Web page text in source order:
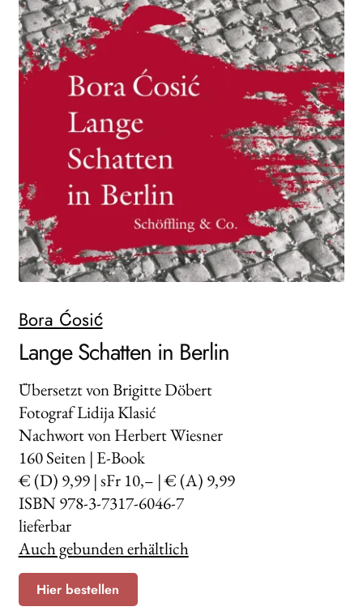
AKTUELLES
NEWSLETTER
Search:
Bora Ćosić
Lange Schatten in Berlin
Übersetzt von Brigitte Döbert
Fotograf Lidija Klasić
Nachwort von Herbert Wiesner
160Seiten | E-Book
€ (D) 9,99 | sFr 10,– | € (A) 9,99
ISBN 978-3-7317-6046-7
lieferbar
Auch gebunden erhältlich
Hier bestellen